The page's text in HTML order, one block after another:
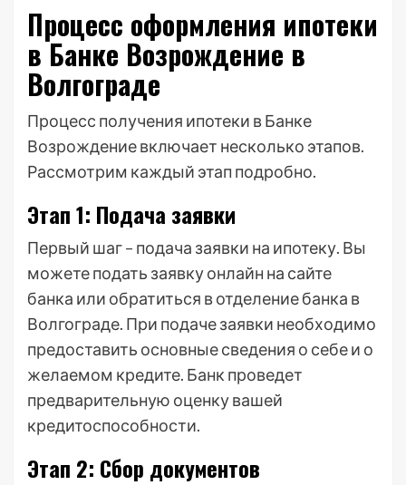
Процесс оформления ипотеки
в Банке Возрождение в
Волгограде
Процесс получения ипотеки в Банке
Возрождение включает несколько этапов.
Рассмотрим каждый этап подробно.
Этап 1: Подача заявки
Первый шаг – подача заявки на ипотеку. Вы
можете подать заявку онлайн на сайте
банка или обратиться в отделение банка в
Волгограде. При подаче заявки необходимо
предоставить основные сведения о себе и о
желаемом кредите. Банк проведет
предварительную оценку вашей
кредитоспособности.
Этап 2: Сбор документов